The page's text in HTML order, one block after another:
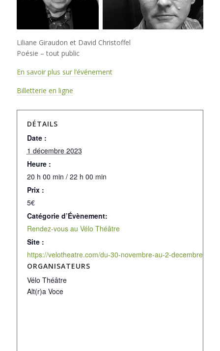
Liliane Giraudon et David Christoffel
Poésie – tout public
En savoir plus sur l’événement
Billetterie en ligne
DÉTAILS
Date :
1 décembre 2023
Heure :
20 h 00 min / 22 h 00 min
Prix :
5€
Catégorie d’Évènement:
Rendez-vous au Vélo Théâtre
Site :
https://velotheatre.com/du-30-novembre-au-2-decembre-les-
ORGANISATEURS
Vélo Théâtre
Alt(r)a Voce